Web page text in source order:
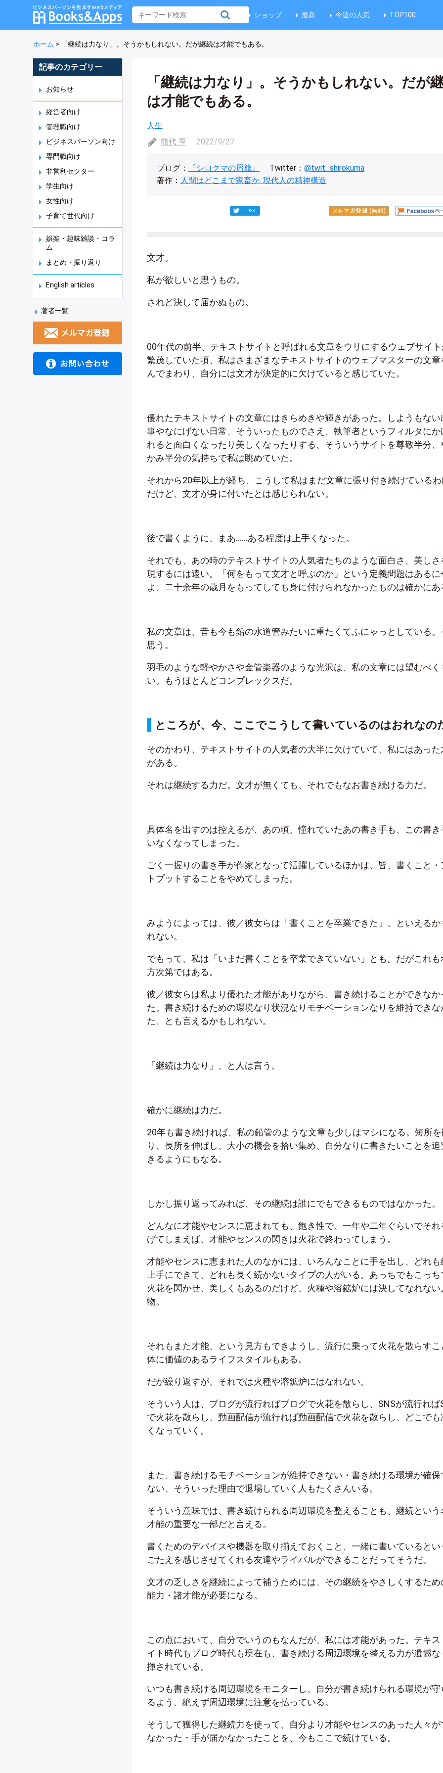
ショップ 最新 今週の人気 TOP100
ホーム > 「継続は力なり」。そうかもしれない。だが継続は才能でもある。
記事のカテゴリー
お知らせ
経営者向け
管理職向け
ビジネスパーソン向け
専門職向け
非営利セクター
学生向け
女性向け
子育て世代向け
娯楽・趣味雑談・コラ
ム
まとめ・振り返り
English articles
著者一覧
「継続は力なり」。そうかもしれない。だが
は才能でもある。
人生
熊代 亨
2022/9/27
ブログ： 『シロクマの屑籠』 Twitter： @twit_shirokuma
著作： 人間はどこまで家畜か: 現代人の精神構造
938
文才。
私が欲しいと思うもの。
されど決して届かぬもの。
00年代の前半、テキストサイトと呼ばれる文章をウリにするウェブサイ
繁茂していた頃、私はさまざまなテキストサイトのウェブマスターの文章
んでまわり、自分には文才が決定的に欠けていると感じていた。
優れたテキストサイトの文章にはきらめきや輝きがあった。しようもない
事やなにげない日常、そういったものでさえ、執筆者というフィルタにか
れると面白くなったり美しくなったりする、そういうサイトを尊敬半分、
かみ半分の気持ちで私は眺めていた。
それから20年以上が経ち、こうして私はまだ文章に張り付き続けているわ
だけど、文才が身に付いたとは感じられない。
後で書くように、まあ……ある程度は上手くなった。
それでも、あの時のテキストサイトの人気者たちのような面白さ、美しさ
現するには遠い。「何をもって文才と呼ぶのか」という定義問題はあるに
よ、二十余年の歳月をもってしても身に付けられなかったものは確かにあ
私の文章は、昔も今も鉛の水道管みたいに重たくてふにゃっとしている。
思う。
羽毛のような軽やかさや金管楽器のような光沢は、私の文章には望むべく
い。もうほとんどコンプレックスだ。
ところが、今、ここでこうして書いているのはおれなの
そのかわり、テキストサイトの人気者の大半に欠けていて、私にはあった
がある。
それは継続する力だ。文才が無くても、それでもなお書き続ける力だ。
具体名を出すのは控えるが、あの頃、憧れていたあの書き手も、この書き
いなくなってしまった。
ごく一握りの書き手が作家となって活躍しているほかは、皆、書くこと・
トプットすることをやめてしまった。
みようによっては、彼／彼女らは「書くことを卒業できた」、といえるか
れない。
でもって、私は「いまだ書くことを卒業できていない」とも。だがこれも
方次第ではある。
彼／彼女らは私より優れた才能がありながら、書き続けることができなか
た。書き続けるための環境なり状況なりモチベーションなりを維持できな
た、とも言えるかもしれない。
「継続は力なり」、と人は言う。
確かに継続は力だ。
20年も書き続ければ、私の鉛管のような文章も少しはマシになる。短所を
り、長所を伸ばし、大小の機会を拾い集め、自分なりに書きたいことを追
きるようにもなる。
しかし振り返ってみれば、その継続は誰にでもできるものではなかった。
どんなに才能やセンスに恵まれても、飽き性で、一年や二年ぐらいでそれ
げてしまえば、才能やセンスの閃きは火花で終わってしまう。
才能やセンスに恵まれた人のなかには、いろんなことに手を出し、どれも
上手にできて、どれも長く続かないタイプの人がいる。あっちでもこっち
火花を閃かせ、美しくもあるのだけど、火種や溶鉱炉には決してなれない
物。
それもまた才能、という見方もできようし、流行に乗って火花を散らすこ
体に価値のあるライフスタイルもある。
だが繰り返すが、それでは火種や溶鉱炉にはなれない。
そういう人は、ブログが流行ればブログで火花を散らし、SNSが流行れば
で火花を散らし、動画配信が流行れば動画配信で火花を散らし、どこでも
くなっていく。
また、書き続けるモチベーションが維持できない・書き続ける環境が確保
ない、そういった理由で退場していく人もたくさんいる。
そういう意味では、書き続けられる周辺環境を整えることも、継続という
才能の重要な一部だと言える。
書くためのデバイスや機器を取り揃えておくこと、一緒に書いているとい
ごたえを感じさせてくれる友達やライバルができることだってそうだ。
文才の乏しさを継続によって補うためには、その継続をやさしくするため
能力・諸才能が必要になる。
この点において、自分でいうのもなんだが、私には才能があった。テキス
イト時代もブログ時代も現在も、書き続ける周辺環境を整える力が遺憾な
揮されている。
いつも書き続ける周辺環境をモニターし、自分が書き続けられる環境が守
るよう、絶えず周辺環境に注意を払っている。
そうして獲得した継続力を使って、自分より才能やセンスのあった人々が
なかった・手が届かなかったことを、今もここで続けている。